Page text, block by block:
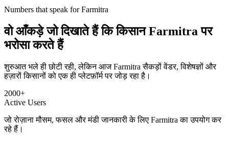
Numbers that speak for Farmitra
वो आँकड़े जो दिखाते हैं कि किसानFarmitra पर
भरोसाकरते हैं
शुरुआत भले ही छोटी रही, लेकिन आज Farmitra सैकड़ों वेंडर, विशेषज्ञों और
हज़ारों किसानों को एक ही प्लेटफ़ॉर्म पर जोड़ रहा है।
2000+
Active Users
जो रोज़ाना मौसम, फसल और मंडी जानकारी के लिए Farmitra का उपयोग कर
रहे हैं।